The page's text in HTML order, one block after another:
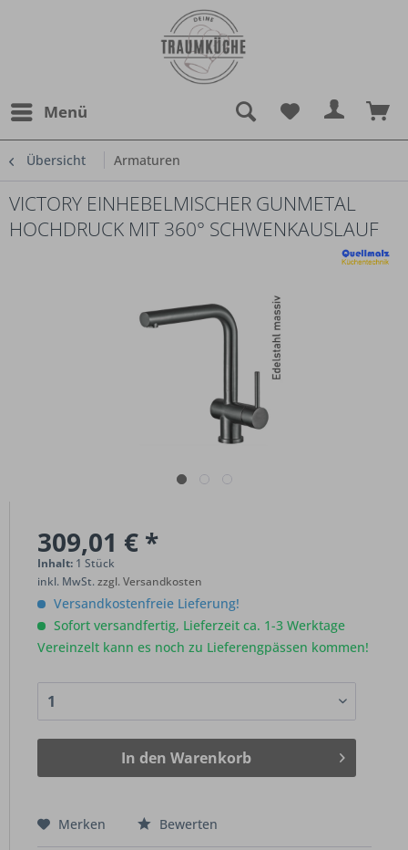
Menü
Übersicht Armaturen
VICTORY EINHEBELMISCHER GUNMETAL
HOCHDRUCK MIT 360° SCHWENKAUSLAUF
309,01 € *
Inhalt: 1 Stück
inkl. MwSt.zzgl. Versandkosten
Versandkostenfreie Lieferung!
Sofort versandfertig, Lieferzeit ca. 1-3 Werktage
Vereinzelt kann es noch zu Lieferengpässen kommen!
In den Warenkorb
Merken Bewerten